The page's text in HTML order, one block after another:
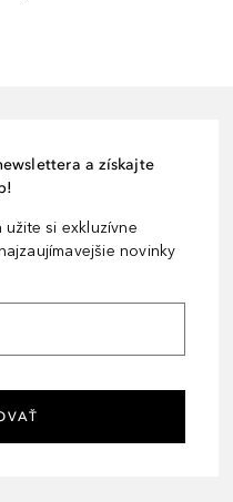
a získajte
si exkluzívne
novinky